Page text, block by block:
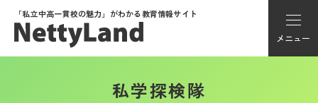
「私立中高一貫校の魅力」がわかる教育情報サイト
メニュー
アカウント登録
私学探検隊